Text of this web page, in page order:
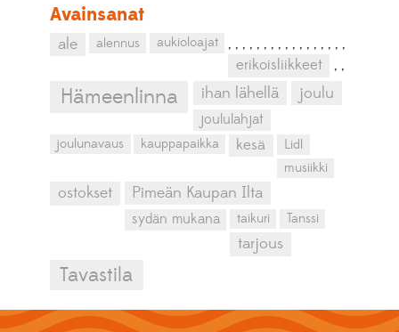
Avainsanat
ale ,
alennus ,
aukioloajat ,
erikoisliikkeet
,
Hämeenlinna
,
ihan lähellä
,
joulu
,
joululahjat
,
joulunavaus
,
kauppapaikka
,
kesä
,
Lidl
,
musiikki
,
ostokset
,
Pimeän Kaupan Ilta
,
sydän mukana
,
taikuri
,
Tanssi
,
tarjous
,
Tavastila